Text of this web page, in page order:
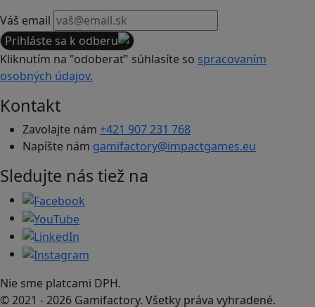
Váš email
Prihláste sa k odberu
Kliknutím na "odoberať" súhlasíte so spracovaním
osobných údajov.
Kontakt
Zavolajte nám +421 907 231 768
Napíšte nám gamifactory@impactgames.eu
Sledujte nás tiež na
Nie sme platcami DPH.
© 2021 - 2026 Gamifactory. Všetky práva vyhradené.